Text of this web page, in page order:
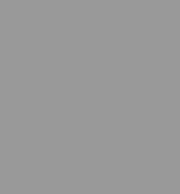
El seguro de salud para
avanzados y costosos, como
especializados. Esto garantiza
cuidados que necesita para